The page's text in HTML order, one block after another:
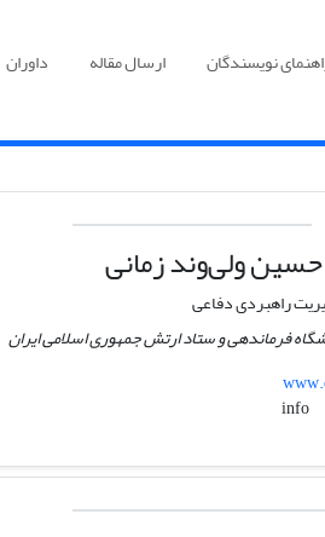
نویسندگان ارسال مقاله داوران
ولی‌وند زمانی
راهبردی دفاعی
فرماندهی و ستاد ارتش جمهوری اسلامی ایران